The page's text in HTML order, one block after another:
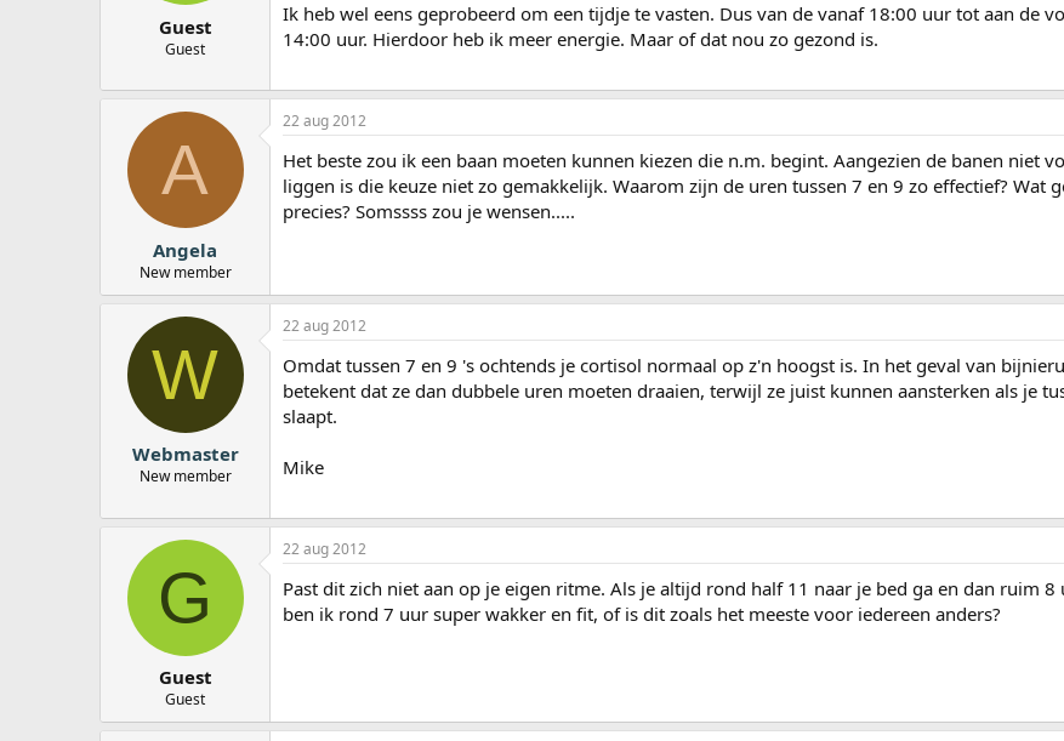
Guest
Guest
Ik heb wel eens geprobeerd om een tijdje te vasten. Dus van de vanaf 18:00 uur tot aan de
14:00 uur. Hierdoor heb ik meer energie. Maar of dat nou zo gezond is.
A
Angela
New member
22 aug 2012
Het beste zou ik een baan moeten kunnen kiezen die n.m. begint. Aangezien de banen niet
liggen is die keuze niet zo gemakkelijk. Waarom zijn de uren tussen 7 en 9 zo effectief? Wat
precies? Somssss zou je wensen.....
W
Webmaster
New member
22 aug 2012
Omdat tussen 7 en 9 's ochtends je cortisol normaal op z'n hoogst is. In het geval van
betekent dat ze dan dubbele uren moeten draaien, terwijl ze juist kunnen aansterken als je
slaapt.
Mike
G
Guest
Guest
22 aug 2012
Past dit zich niet aan op je eigen ritme. Als je altijd rond half 11 naar je bed ga en dan ruim 8
ben ik rond 7 uur super wakker en fit, of is dit zoals het meeste voor iedereen anders?